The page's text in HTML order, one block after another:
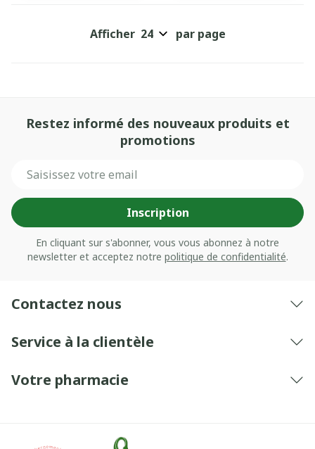
Afficher par page
Restez informé des nouveaux produits et
promotions
Inscription
En cliquant sur s'abonner, vous vous abonnez à notre
newsletter et acceptez notre politique de confidentialité.
Contactez nous
Service à la clientèle
Votre pharmacie